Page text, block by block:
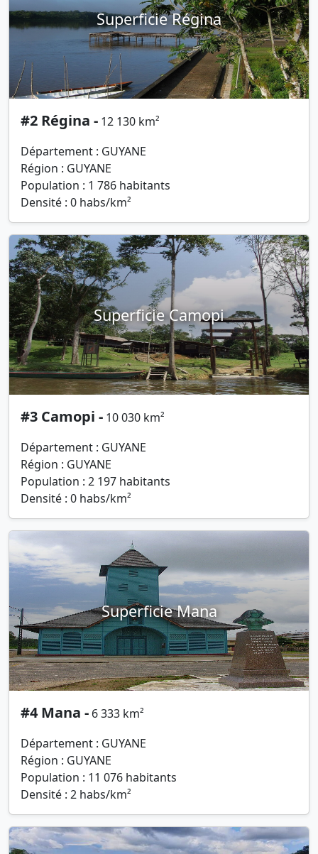
Superficie Régina
#2 Régina - 12 130 km²
Département : GUYANE
Région : GUYANE
Population : 1 786 habitants
Densité : 0 habs/km²
Superficie Camopi
#3 Camopi - 10 030 km²
Département : GUYANE
Région : GUYANE
Population : 2 197 habitants
Densité : 0 habs/km²
Superficie Mana
#4 Mana - 6 333 km²
Département : GUYANE
Région : GUYANE
Population : 11 076 habitants
Densité : 2 habs/km²